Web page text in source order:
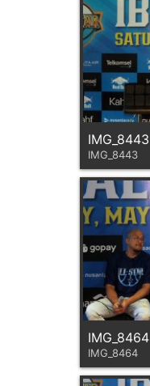
IMG_8443
IMG_8443
IMG_8464
IMG_8464